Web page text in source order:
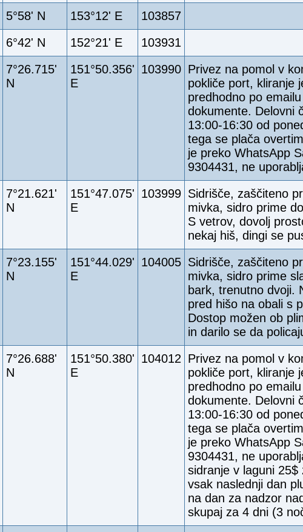
5°58' N 153°12' E
103857
6°42' N 152°21' E
103931
7°26.715'
N
151°50.356'
E
103990 Privez na pomol v
pokliče port, kliranje
predhodno po
dokumente. Delovni
13:00-16:30 od
tega se plača
je preko WhatsApp
9304431, ne
7°21.621'
N
151°47.075'
E
103999 Sidrišče, zaščiteno
mivka, sidro prime
S vetrov, dovolj
nekaj hiš, dingi se
7°23.155'
N
151°44.029'
E
104005 Sidrišče, zaščiteno
mivka, sidro prime
bark, trenutno dvoji.
pred hišo na obali s
Dostop možen ob
in darilo se da
7°26.688'
N
151°50.380'
E
104012 Privez na pomol v
pokliče port, kliranje
predhodno po
dokumente. Delovni
13:00-16:30 od
tega se plača
je preko WhatsApp
9304431, ne
sidranje v laguni
vsak naslednji dan
na dan za nadzor
skupaj za 4 dni (3